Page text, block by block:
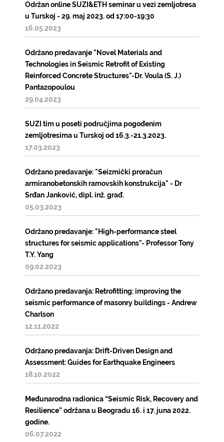
Održan online SUZI&ETH seminar u vezi zemljotresa
u Turskoj - 29. maj 2023. od 17:00-19:30
16.05.2023
Održano predavanje "Novel Materials and
Technologies in Seismic Retrofit of Existing
Reinforced Concrete Structures"-Dr. Voula (S. J.)
Pantazopoulou
29.04.2023
SUZI tim u poseti područjima pogođenim
zemljotresima u Turskoj od 16.3.-21.3.2023.
17.03.2023
Održano predavanje: "Seizmički proračun
armiranobetonskih ramovskih konstrukcija" - Dr
Srđan Janković, dipl. inž. građ.
05.03.2023
Održano predavanje: "High-performance steel
structures for seismic applications"- Professor Tony
T.Y. Yang
09.02.2023
Održano predavanja: Retrofitting: improving the
seismic performance of masonry buildings - Andrew
Charlson
12.11.2022
Održano predavanja: Drift-Driven Design and
Assessment: Guides for Earthquake Engineers
18.10.2022
Međunarodna radionica “Seismic Risk, Recovery and
Resilience” održana u Beogradu 16. i 17. juna 2022.
godine.
06.07.2022